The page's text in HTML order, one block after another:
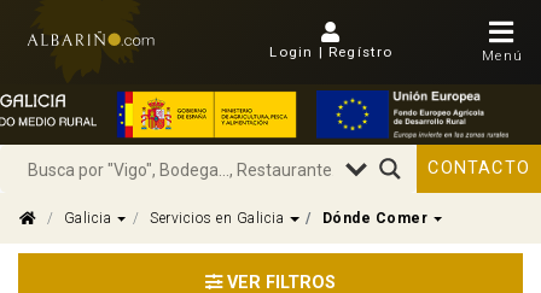
Login | Regístro Menú
CONTACTO
Galicia Dropdown
Servicios en Galicia Dropdown
Dónde Comer Dropdown
VER FILTROS